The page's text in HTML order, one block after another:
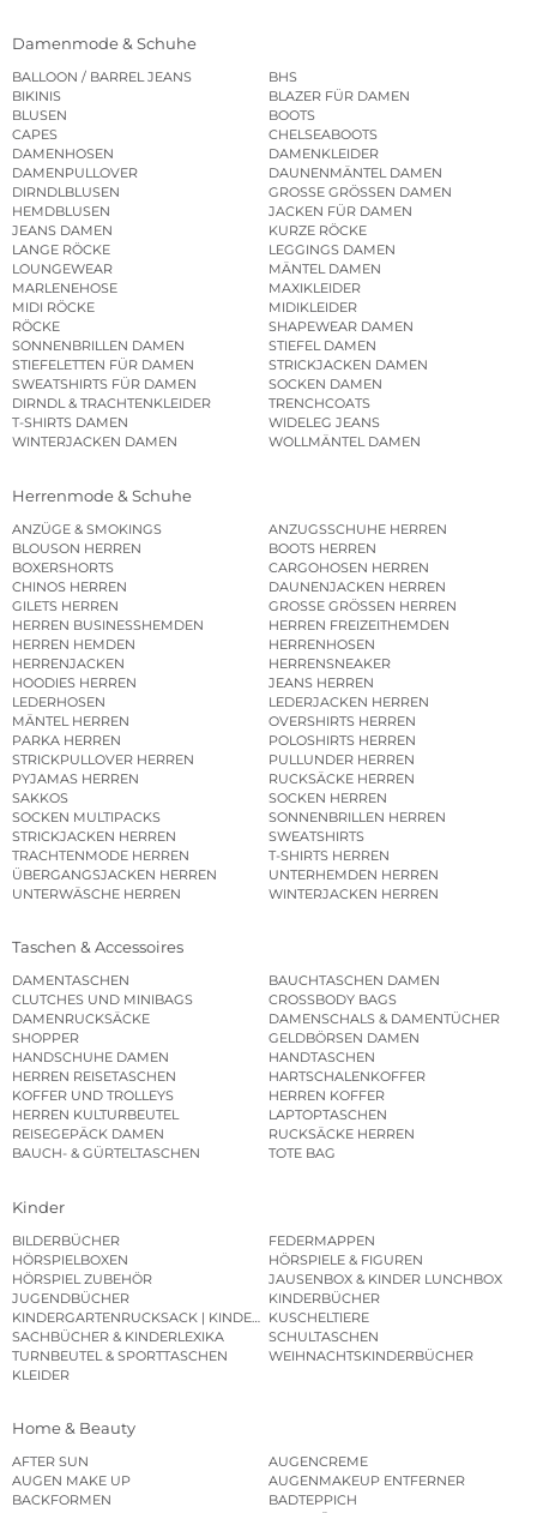
Damenmode & Schuhe
BALLOON / BARREL JEANS
BHS
BIKINIS
BLAZER FÜR DAMEN
BLUSEN
BOOTS
CAPES
CHELSEABOOTS
DAMENHOSEN
DAMENKLEIDER
DAMENPULLOVER
DAUNENMÄNTEL DAMEN
DIRNDLBLUSEN
GROSSE GRÖSSEN DAMEN
HEMDBLUSEN
JACKEN FÜR DAMEN
JEANS DAMEN
KURZE RÖCKE
LANGE RÖCKE
LEGGINGS DAMEN
LOUNGEWEAR
MÄNTEL DAMEN
MARLENEHOSE
MAXIKLEIDER
MIDI RÖCKE
MIDIKLEIDER
RÖCKE
SHAPEWEAR DAMEN
SONNENBRILLEN DAMEN
STIEFEL DAMEN
STIEFELETTEN FÜR DAMEN
STRICKJACKEN DAMEN
SWEATSHIRTS FÜR DAMEN
SOCKEN DAMEN
DIRNDL & TRACHTENKLEIDER
TRENCHCOATS
T-SHIRTS DAMEN
WIDELEG JEANS
WINTERJACKEN DAMEN
WOLLMÄNTEL DAMEN
Herrenmode & Schuhe
ANZÜGE & SMOKINGS
ANZUGSSCHUHE HERREN
BLOUSON HERREN
BOOTS HERREN
BOXERSHORTS
CARGOHOSEN HERREN
CHINOS HERREN
DAUNENJACKEN HERREN
GILETS HERREN
GROSSE GRÖSSEN HERREN
HERREN BUSINESSHEMDEN
HERREN FREIZEITHEMDEN
HERREN HEMDEN
HERRENHOSEN
HERRENJACKEN
HERRENSNEAKER
HOODIES HERREN
JEANS HERREN
LEDERHOSEN
LEDERJACKEN HERREN
MÄNTEL HERREN
OVERSHIRTS HERREN
PARKA HERREN
POLOSHIRTS HERREN
STRICKPULLOVER HERREN
PULLUNDER HERREN
PYJAMAS HERREN
RUCKSÄCKE HERREN
SAKKOS
SOCKEN HERREN
SOCKEN MULTIPACKS
SONNENBRILLEN HERREN
STRICKJACKEN HERREN
SWEATSHIRTS
TRACHTENMODE HERREN
T-SHIRTS HERREN
ÜBERGANGSJACKEN HERREN
UNTERHEMDEN HERREN
UNTERWÄSCHE HERREN
WINTERJACKEN HERREN
Taschen & Accessoires
DAMENTASCHEN
BAUCHTASCHEN DAMEN
CLUTCHES UND MINIBAGS
CROSSBODY BAGS
DAMENRUCKSÄCKE
DAMENSCHALS & DAMENTÜCHER
SHOPPER
GELDBÖRSEN DAMEN
HANDSCHUHE DAMEN
HANDTASCHEN
HERREN REISETASCHEN
HARTSCHALENKOFFER
KOFFER UND TROLLEYS
HERREN KOFFER
HERREN KULTURBEUTEL
LAPTOPTASCHEN
REISEGEPÄCK DAMEN
RUCKSÄCKE HERREN
BAUCH- & GÜRTELTASCHEN
TOTE BAG
Kinder
BILDERBÜCHER
FEDERMAPPEN
HÖRSPIELBOXEN
HÖRSPIELE & FIGUREN
HÖRSPIEL ZUBEHÖR
JAUSENBOX & KINDER LUNCHBOX
JUGENDBÜCHER
KINDERBÜCHER
KINDERGARTENRUCKSACK | KINDERGARTENBEUTEL
KUSCHELTIERE
SACHBÜCHER & KINDERLEXIKA
SCHULTASCHEN
TURNBEUTEL & SPORTTASCHEN
WEIHNACHTSKINDERBÜCHER
KLEIDER
Home & Beauty
AFTER SUN
AUGENCREME
AUGEN MAKE UP
AUGENMAKEUP ENTFERNER
BACKFORMEN
BADTEPPICH